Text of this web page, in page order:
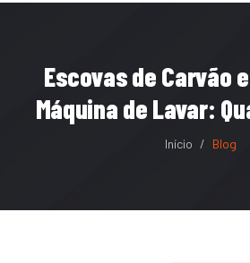
Escovas de Carvão
Máquina de Lavar:
Início / Blog